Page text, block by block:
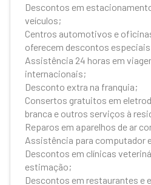
Descontos em
veículos;
Centros automotivos e
oferecem descontos
Assistência 24 horas em
internacionais;
Desconto extra na franquia;
Consertos gratuitos em
branca e outros serviços à
Reparos em aparelhos de ar
Assistência para computador
Descontos em clínicas
estimação;
Descontos em restaurantes e